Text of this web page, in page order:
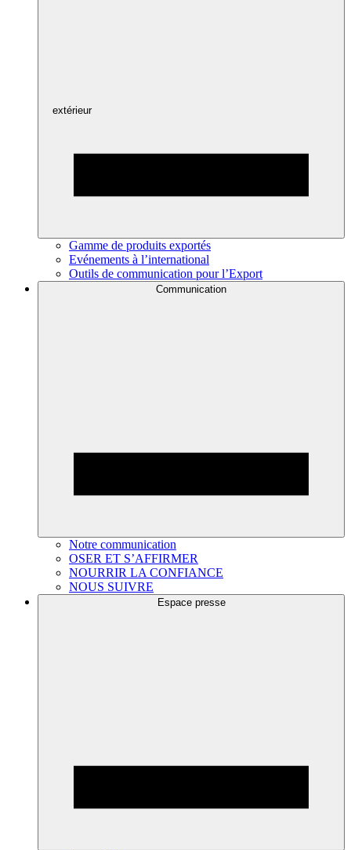
extérieur
Gamme de produits exportés
Evénements à l’international
Outils de communication pour l’Export
Communication
Notre communication
OSER ET S’AFFIRMER
NOURRIR LA CONFIANCE
NOUS SUIVRE
Espace presse